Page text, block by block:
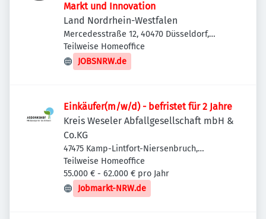
Markt und Innovation
Land Nordrhein-Westfalen
Mercedesstraße 12, 40470 Düsseldorf,
Deutschland
Teilweise Homeoffice
JOBSNRW.de
Einkäufer(m/w/d) - befristet für 2 Jahre
Kreis Weseler Abfallgesellschaft mbH &
Co.KG
47475 Kamp-Lintfort-Niersenbruch,
Deutschland
Teilweise Homeoffice
55.000 € - 62.000 € pro Jahr
Jobmarkt-NRW.de